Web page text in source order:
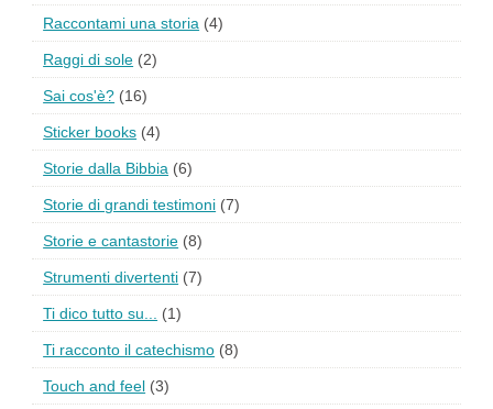
Raccontami una storia (4)
Raggi di sole (2)
Sai cos'è? (16)
Sticker books (4)
Storie dalla Bibbia (6)
Storie di grandi testimoni (7)
Storie e cantastorie (8)
Strumenti divertenti (7)
Ti dico tutto su... (1)
Ti racconto il catechismo (8)
Touch and feel (3)